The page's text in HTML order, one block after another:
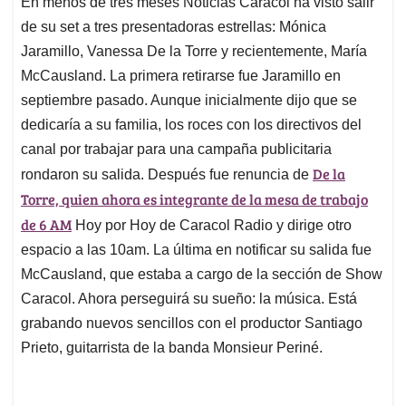
s
A
p
p
b
o
o
k
e
d
I
n
l
a
d
s
de su set a tres presentadoras estrellas: Mónica
Jaramillo, Vanessa De la Torre y recientemente, María
McCausland. La primera retirarse fue Jaramillo en
septiembre pasado. Aunque inicialmente dijo que se
dedicaría a su familia, los roces con los directivos del
canal por trabajar para una campaña publicitaria
rondaron su salida. Después fue renuncia de De la
Torre, quien ahora es integrante de la mesa de trabajo
de 6 AM Hoy por Hoy de Caracol Radio y dirige otro
espacio a las 10am. La última en notificar su salida fue
McCausland, que estaba a cargo de la sección de Show
Caracol. Ahora perseguirá su sueño: la música. Está
grabando nuevos sencillos con el productor Santiago
Prieto, guitarrista de la banda Monsieur Periné.